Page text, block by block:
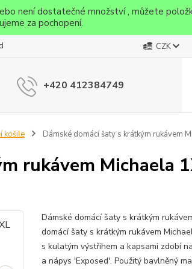
není dostatečné množství , můžete
za pochopení.
CZK
+420 412384749
košile Dámské domácí šaty s krátkým rukávem
rukávem Michaela
Dámské domácí šaty s krátkým
domácí šaty s krátkým rukávem
s kulatým výstřihem a kapsami zdobí
a nápys 'Exposed'. Použitý bavlněný